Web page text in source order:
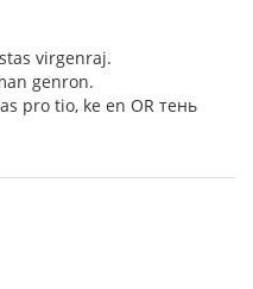
virgenraj.
genron.
pro tio, ke en OR тень